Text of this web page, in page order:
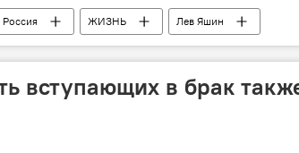
Россия ЖИЗНЬ
Лев Яшин
вступающих в брак